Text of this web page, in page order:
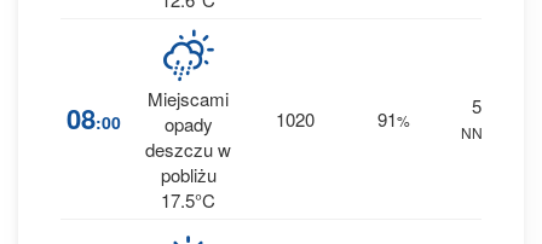
08:00
Miejscami
opady
deszczu w
pobliżu
17.5°C
1020 91%
5
NNE